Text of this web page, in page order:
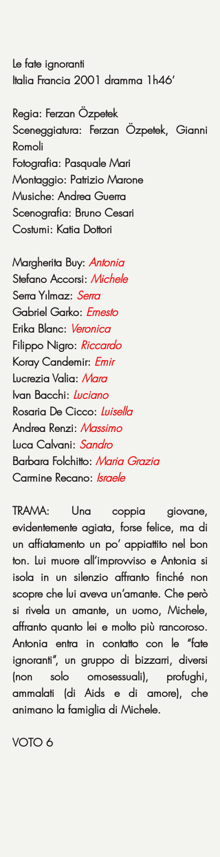
Le fate ignoranti
Italia Francia 2001 dramma 1h46’
Regia: Ferzan Özpetek
Sceneggiatura: Ferzan Özpetek, Gianni
Romoli
Fotografia: Pasquale Mari
Montaggio: Patrizio Marone
Musiche: Andrea Guerra
Scenografia: Bruno Cesari
Costumi: Katia Dottori
Margherita Buy: Antonia
Stefano Accorsi: Michele
Serra Yılmaz: Serra
Gabriel Garko: Ernesto
Erika Blanc: Veronica
Filippo Nigro: Riccardo
Koray Candemir: Emir
Lucrezia Valia: Mara
Ivan Bacchi: Luciano
Rosaria De Cicco: Luisella
Andrea Renzi: Massimo
Luca Calvani: Sandro
Barbara Folchitto: Maria Grazia
Carmine Recano: Israele
TRAMA: Una coppia giovane,
evidentemente agiata, forse felice, ma di
un affiatamento un po’ appiattito nel bon
ton. Lui muore all’improvviso e Antonia si
isola in un silenzio affranto finché non
scopre che lui aveva un’amante. Che però
si rivela un amante, un uomo, Michele,
affranto quanto lei e molto più rancoroso.
Antonia entra in contatto con le “fate
ignoranti”, un gruppo di bizzarri, diversi
(non solo omosessuali), profughi,
ammalati (di Aids e di amore), che
animano la famiglia di Michele.
VOTO 6